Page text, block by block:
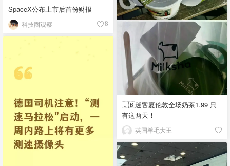
SpaceX公布上市后首份财报
科技圈观察 8
🇬🇧迷客夏伦敦全场奶茶1.99 只
有这两天！
英国羊毛大王